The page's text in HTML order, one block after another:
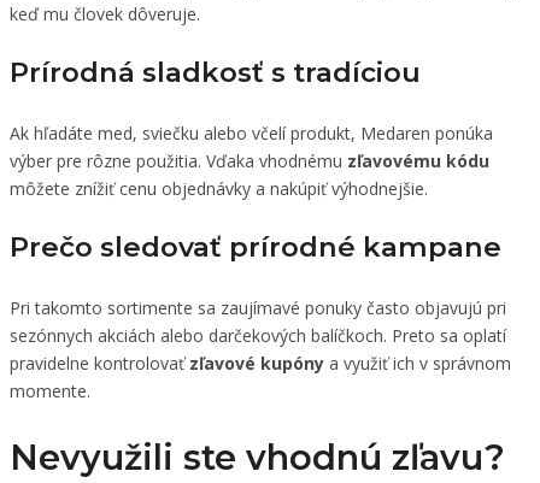
keď mu človek dôveruje.
Prírodná sladkosť s tradíciou
Ak hľadáte med, sviečku alebo včelí produkt, Medaren ponúka
výber pre rôzne použitia. Vďaka vhodnému zľavovému kódu
môžete znížiť cenu objednávky a nakúpiť výhodnejšie.
Prečo sledovať prírodné kampane
Pri takomto sortimente sa zaujímavé ponuky často objavujú pri
sezónnych akciách alebo darčekových balíčkoch. Preto sa oplatí
pravidelne kontrolovaťzľavové kupóny a využiť ich v správnom
momente.
Nevyužili ste vhodnú zľavu?